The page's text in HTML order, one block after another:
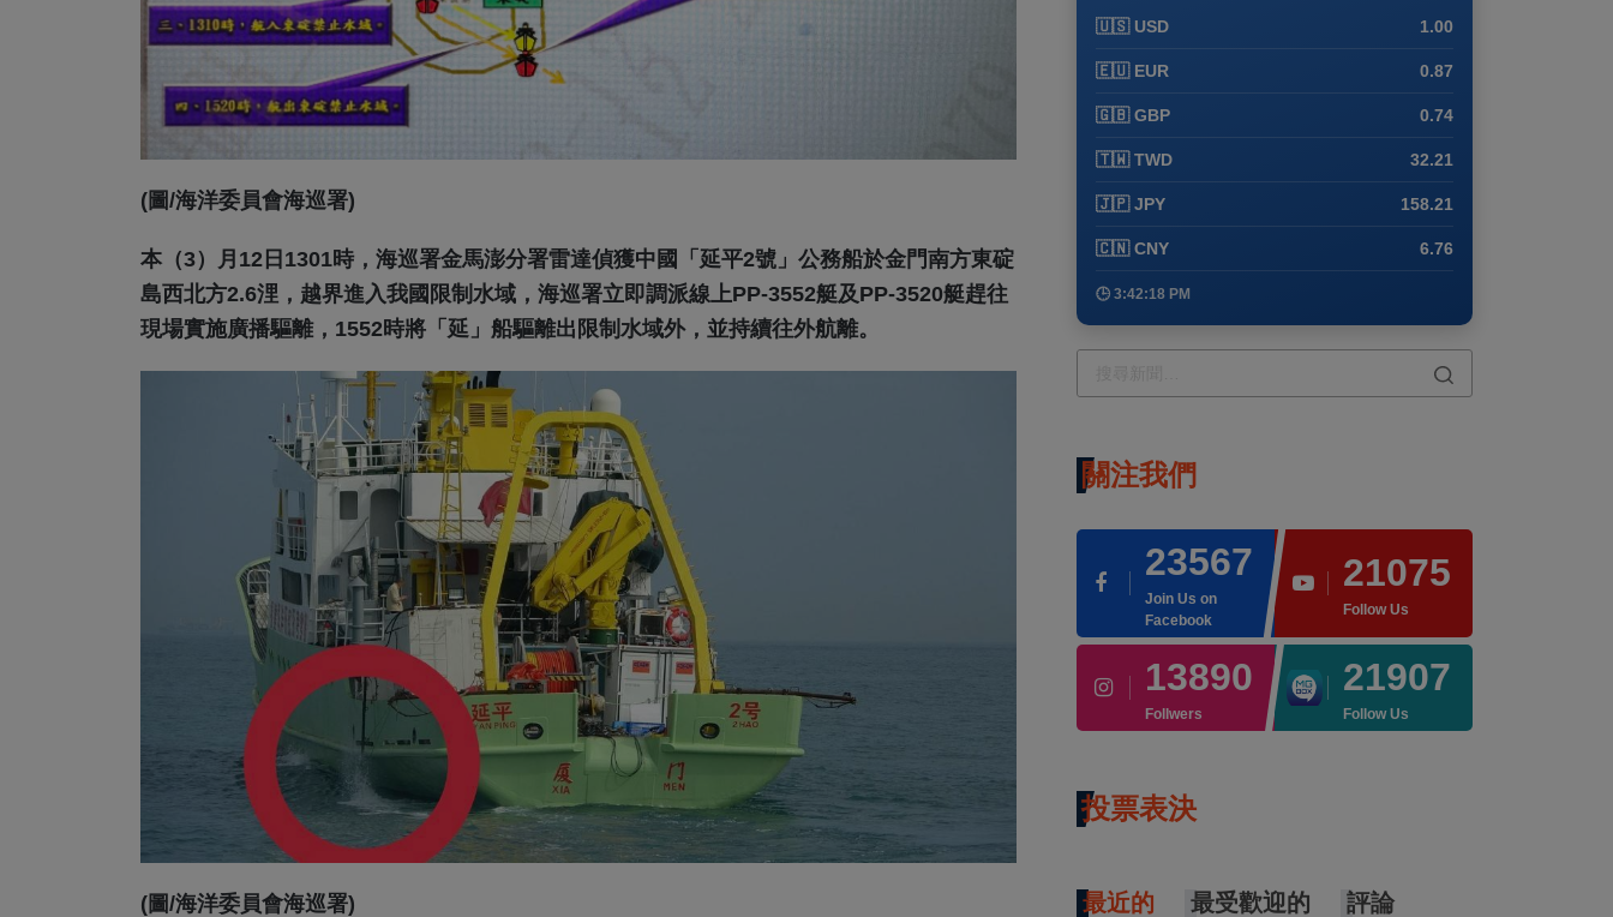
(圖/海洋委員會海巡署)
本（3）月12日1301時，海巡署金馬澎分署雷達偵獲中國「延平2號」公務船於金門南方東碇
島西北方2.6浬，越界進入我國限制水域，海巡署立即調派線上PP-3552艇及PP-3520艇趕往
現場實施廣播驅離，1552時將「延」船驅離出限制水域外，並持續往外航離。
(圖/海洋委員會海巡署)
🇺🇸 USD 1.00
🇪🇺 EUR 0.87
🇬🇧 GBP 0.74
🇹🇼 TWD 32.21
🇯🇵 JPY 158.21
🇨🇳 CNY 6.76
🕒 3:42:18 PM
關注我們
23567
Join Us on
Facebook
21075
Follow Us
13890
Follwers
21907
Follow Us
投票表決
最近的 最受歡迎的 評論